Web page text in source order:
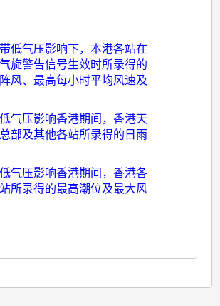
低气压影响下，本港各站在
旋警告信号生效时所录得的
风、最高每小时平均风速及
气压影响香港期间，香港天
部及其他各站所录得的日雨
气压影响香港期间，香港各
所录得的最高潮位及最大风